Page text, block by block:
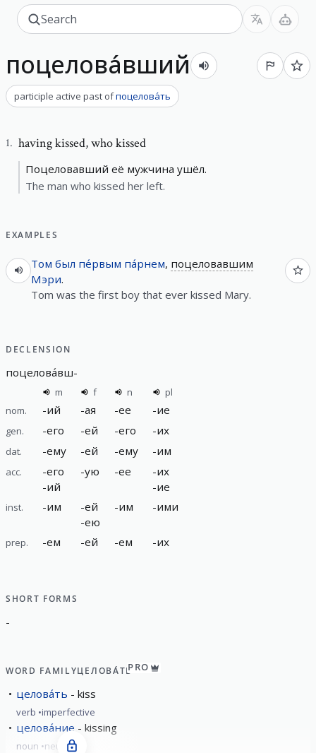
поцелова́вший
participle active past ofпоцелова́ть
1. having kissed,who kissed
Поцеловавший её мужчина ушёл.
The man who kissed her left.
EXAMPLES
Том был пе́рвым па́рнем, поцеловавшим
Мэри.
Tom was the first boy that ever kissed Mary.
DECLENSION
поцелова́вш-
m f n
pl
nom.
-ий -ая -ее -ие
gen. -его -ей -его -их
dat. -ему -ей -ему -им
acc. -его
-ий
-ую -ее -их
-ие
inst. -им -ей
-ею
-им -ими
prep. -ем -ей -ем -их
SHORT FORMS
-
WORD FAMILYЦЕЛОВА́ТЬPRO
целова́ть kiss
verb imperfective
целова́ние kissing
noun neuter